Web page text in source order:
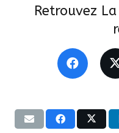
Retrouvez